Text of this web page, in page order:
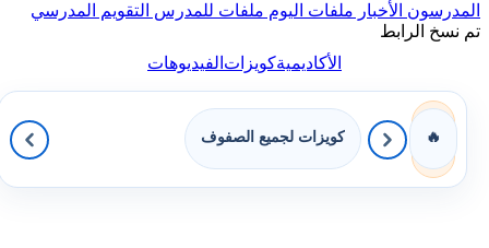
المدرسون الأخبار ملفات اليوم ملفات للمدرس التقويم المدرسي
تم نسخ الرابط
الأكاديميةكويزاتالفيديوهات
🔥 كويزات لجميع الصفوف